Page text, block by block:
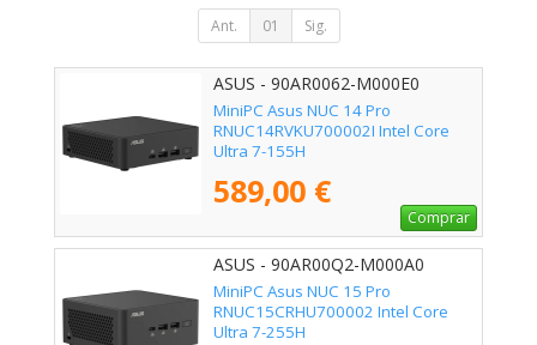
Ant. 01 Sig.
ASUS - 90AR0062-M000E0
MiniPC Asus NUC 14 Pro
RNUC14RVKU700002I Intel Core
Ultra 7-155H
589,00 €
Comprar
ASUS - 90AR00Q2-M000A0
MiniPC Asus NUC 15 Pro
RNUC15CRHU700002 Intel Core
Ultra 7-255H